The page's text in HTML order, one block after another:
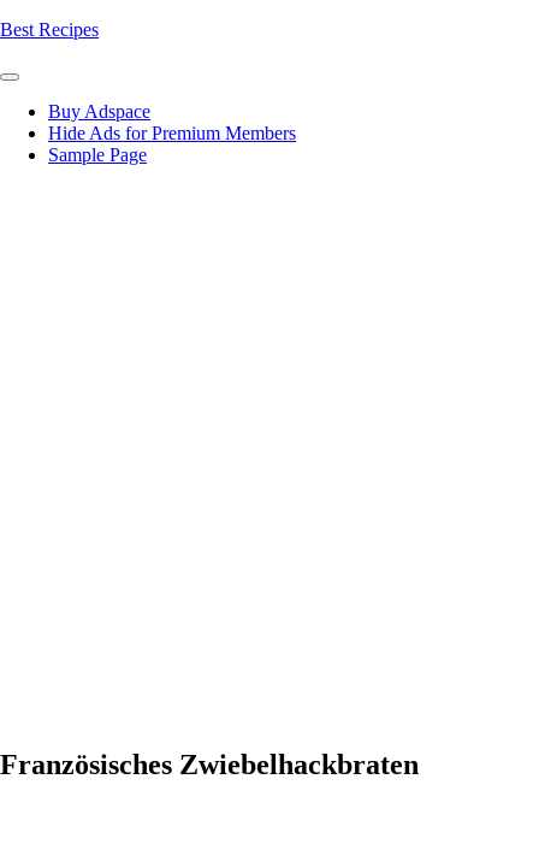
Skip
content
Best Recipes
Buy Adspace
Hide Ads for Premium Members
Sample Page
Französisches Zwiebelhackbraten